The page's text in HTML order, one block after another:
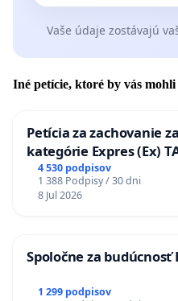
Vaše údaje zostávajú
Iné petície, ktoré by vás
Petícia za zachovanie
kategórie Expres (Ex)
stanici Púchov
4 530 podpisov
1 388 Podpisy / 30 dni
8 Jul 2026
Spoločne za budúcnosť
1 299 podpisov